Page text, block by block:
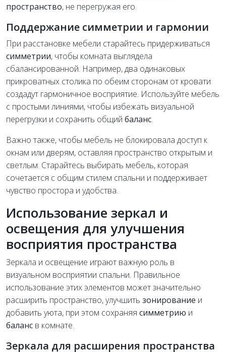
пространство, не перегружая его.
Поддержание симметрии и гармонии
При расстановке мебели старайтесь придерживаться
симметрии, чтобы комната выглядела
сбалансированной. Например, два одинаковых
прикроватных столика по обеим сторонам от кровати
создадут гармоничное восприятие. Используйте мебель
с простыми линиями, чтобы избежать визуальной
перегрузки и сохранить общий баланс.
Важно также, чтобы мебель не блокировала доступ к
окнам или дверям, оставляя пространство открытым и
светлым. Старайтесь выбирать мебель, которая
сочетается с общим стилем спальни и поддерживает
чувство простора и удобства.
Использование зеркал и
освещения для улучшения
восприятия пространства
Зеркала и освещение играют важную роль в
визуальном восприятии спальни. Правильное
использование этих элементов может значительно
расширить пространство, улучшить зонирование и
добавить уюта, при этом сохраняя симметрию и
баланс в комнате.
Зеркала для расширения пространства